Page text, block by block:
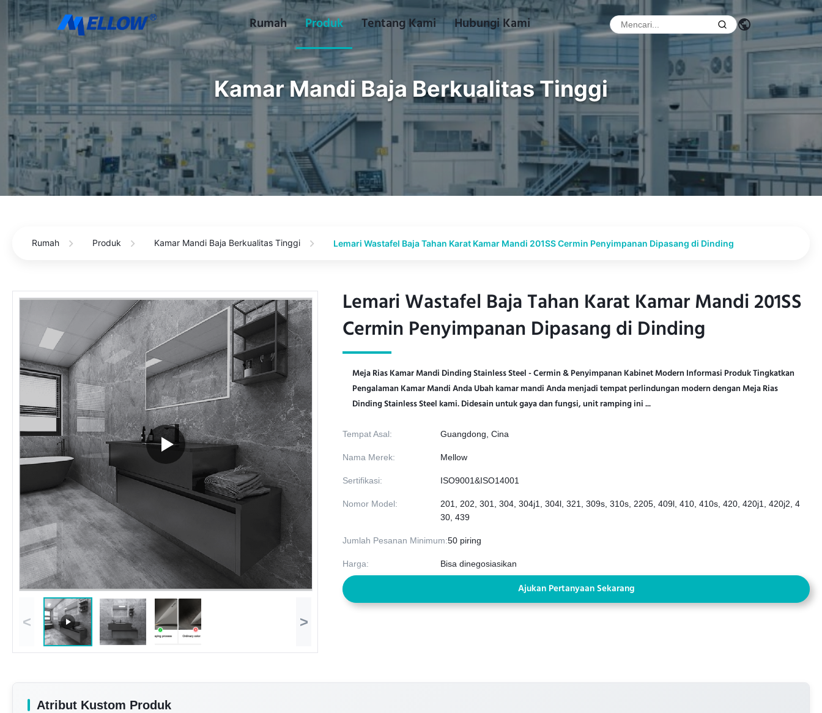
Rumah Produk Tentang Kami Hubungi Kami
Kamar Mandi Baja Berkualitas Tinggi
Rumah Produk Kamar Mandi Baja Berkualitas Tinggi Lemari Wastafel Baja Tahan Karat Kamar Mandi 201SS Cermin Penyimpanan Dipasang di Dinding
< >
Lemari Wastafel Baja Tahan Karat Kamar Mandi 201SS
Cermin Penyimpanan Dipasang di Dinding
Lemari Wastafel Baja Tahan Karat Kamar Mandi 201SS
Cermin Penyimpanan Dipasang di Dinding
Meja Rias Kamar Mandi Dinding Stainless Steel - Cermin & Penyimpanan Kabinet Modern Informasi Produk Tingkatkan
Pengalaman Kamar Mandi Anda Ubah kamar mandi Anda menjadi tempat perlindungan modern dengan Meja Rias
Dinding Stainless Steel kami. Didesain untuk gaya dan fungsi, unit ramping ini ...
Tempat Asal: Guangdong, Cina
Nama Merek: Mellow
Sertifikasi: ISO9001&ISO14001
Nomor Model:
201, 202, 301, 304, 304j1, 304l, 321, 309s, 310s, 2205, 409l, 410, 410s, 420, 420j1, 420j2, 4
30, 439
Jumlah Pesanan Minimum:50 piring
Harga: Bisa dinegosiasikan
Ajukan Pertanyaan Sekarang
Atribut Kustom Produk